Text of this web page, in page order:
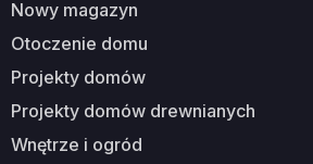
nowy magazyn
otoczenie domu
projekty domów
projekty domów drewnianych
wnętrze i ogród